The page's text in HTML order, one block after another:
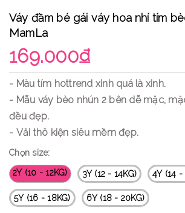
Váy đầm bé gái váy hoa nhí tím
MamLa
169.000₫
- Màu tím hottrend xinh quá là xinh.
- Mẫu váy bèo nhún 2 bên dễ mặc,
đều đẹp.
- Vải thô kiện siêu mềm đẹp.
Chọn size:
2Y (10 - 12KG) 3Y (12 - 14KG) 4Y (14 -
5Y (16 - 18KG) 6Y (18 - 20KG)